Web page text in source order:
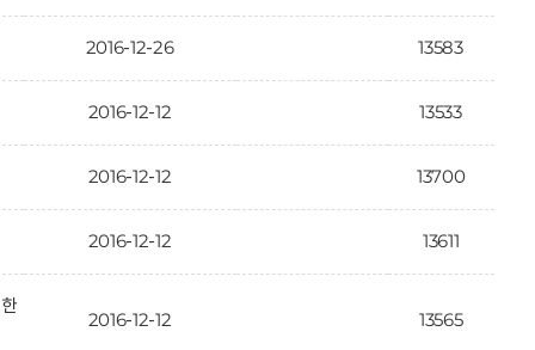
2016-12-26 13583
2016-12-12 13533
2016-12-12 13700
2016-12-12 13611
2016-12-12 13565